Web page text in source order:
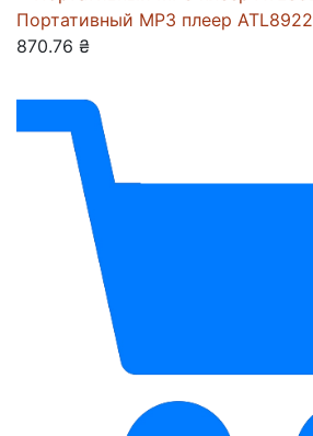
Портативный МР3 плеер ATL8922
870.76 ₴